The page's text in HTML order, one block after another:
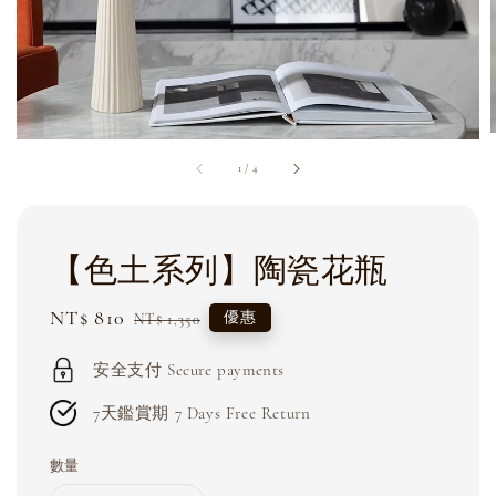
1 / 4
【色土系列】陶瓷花瓶
Sale
NT$ 810 Regular
NT$ 1,350 優惠
安全支付 Secure payments
7天鑑賞期 7 Days Free Return
數量